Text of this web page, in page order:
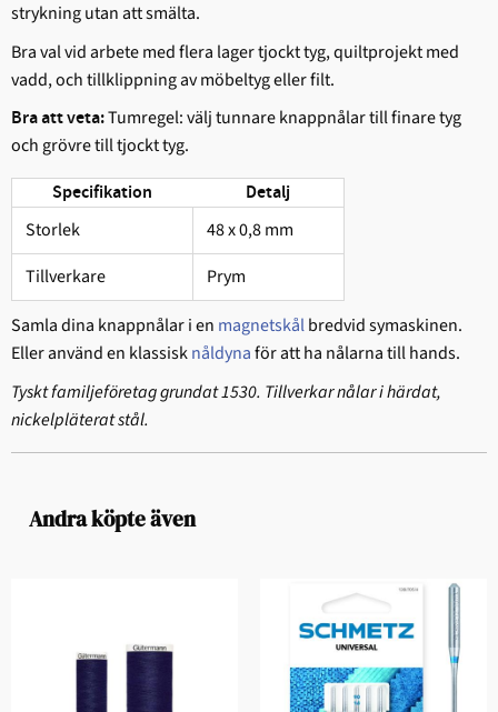
strykning utan att smälta.
Bra val vid arbete med flera lager tjockt tyg, quiltprojekt med
vadd, och tillklippning av möbeltyg eller filt.
Bra att veta:Tumregel: välj tunnare knappnålar till finare tyg
och grövre till tjockt tyg.
Specifikation Detalj
Storlek
48 x 0,8 mm
Tillverkare
Prym
Samla dina knappnålar i en magnetskålbredvid symaskinen.
Eller använd en klassisknåldynaför att ha nålarna till hands.
Tyskt familjeföretag grundat 1530. Tillverkar nålar i härdat,
nickelpläterat stål.
Andra köpte även